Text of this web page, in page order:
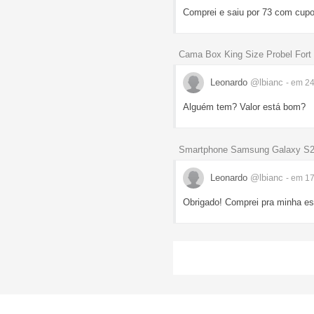
Comprei e saiu por 73 com
Cama Box King Size Probel
Leonardo @lbianc - em
Alguém tem? Valor está bom?
Smartphone Samsung Galaxy
Leonardo @lbianc - em
Obrigado! Comprei pra minha